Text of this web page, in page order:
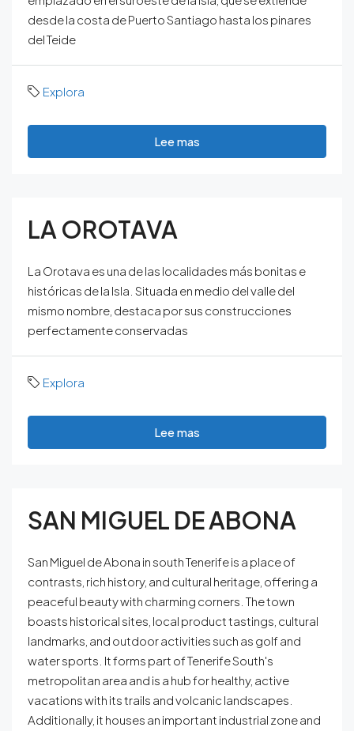
desde la costa de Puerto Santiago hasta los pinares
del Teide
Explora
Lee mas
LA OROTAVA
La Orotava es una de las localidades más bonitas e
históricas de la Isla. Situada en medio del valle del
mismo nombre, destaca por sus construcciones
perfectamente conservadas
Explora
Lee mas
SAN MIGUEL DE ABONA
San Miguel de Abona in south Tenerife is a place of
contrasts, rich history, and cultural heritage, offering a
peaceful beauty with charming corners. The town
boasts historical sites, local product tastings, cultural
landmarks, and outdoor activities such as golf and
water sports. It forms part of Tenerife South's
metropolitan area and is a hub for healthy, active
vacations with its trails and volcanic landscapes.
Additionally, it houses an important industrial zone and